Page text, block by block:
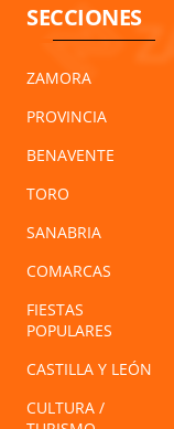
SECCIONES
ZAMORA
PROVINCIA
BENAVENTE
TORO
SANABRIA
COMARCAS
FIESTAS
POPULARES
CASTILLA Y LEÓN
CULTURA /